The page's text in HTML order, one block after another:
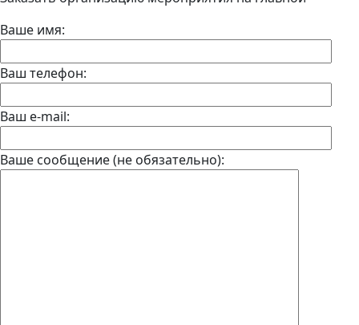
Ваше имя:
Ваш телефон:
Ваш e-mail:
Ваше сообщение (не обязательно):